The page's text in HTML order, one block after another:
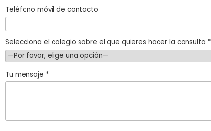
Teléfono móvil de contacto
Selecciona el colegio sobre el que quieres hacer la consulta *
Tu mensaje *